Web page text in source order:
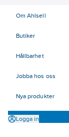
Om Ahlsell
Butiker
Hållbarhet
Jobba hos oss
Nya produkter
Logga in